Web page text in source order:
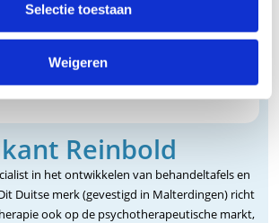
Selectie toestaan
Weigeren
Reinbold
in het ontwikkelen van behandeltafels en
Duitse merk (gevestigd in Malterdingen) richt
ook op de psychotherapeutische markt,